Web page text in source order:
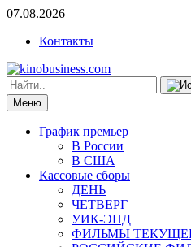
07.08.2026
Контакты
Меню
График премьер
В России
В США
Кассовые сборы
ДЕНЬ
ЧЕТВЕРГ
УИК-ЭНД
ФИЛЬМЫ